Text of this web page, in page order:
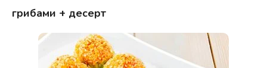
грибами + десерт